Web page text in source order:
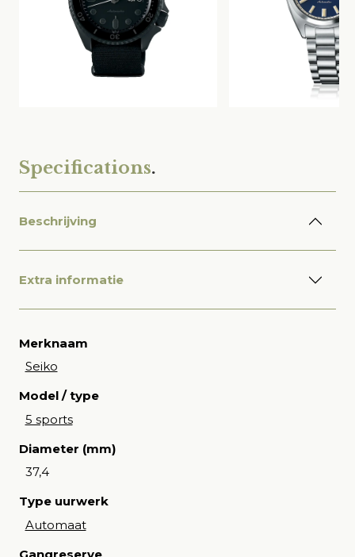
Specifications.
Beschrijving
Extra informatie
Merknaam
Seiko
Model / type
5 sports
Diameter (mm)
37,4
Type uurwerk
Automaat
Gangreserve